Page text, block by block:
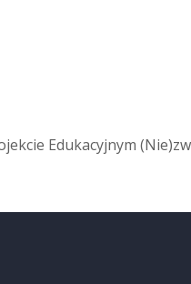
Edukacyjnym